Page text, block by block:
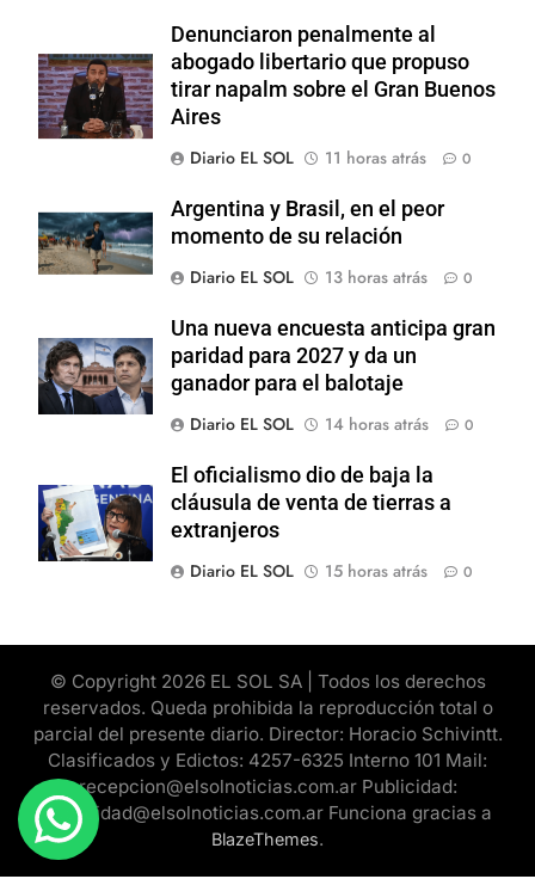
Denunciaron penalmente al
abogado libertario que propuso
tirar napalm sobre el Gran Buenos
Aires
Diario EL SOL
11 horas atrás 0
Argentina y Brasil, en el peor
momento de su relación
Diario EL SOL
13 horas atrás 0
Una nueva encuesta anticipa gran
paridad para 2027 y da un
ganador para el balotaje
Diario EL SOL
14 horas atrás 0
El oficialismo dio de baja la
cláusula de venta de tierras a
extranjeros
Diario EL SOL
15 horas atrás 0
© Copyright 2026 EL SOL SA | Todos los derechos
reservados. Queda prohibida la reproducción total o
parcial del presente diario. Director: Horacio Schivintt.
Clasificados y Edictos: 4257-6325 Interno 101 Mail:
recepcion@elsolnoticias.com.ar Publicidad:
publicidad@elsolnoticias.com.ar Funciona gracias a
BlazeThemes.